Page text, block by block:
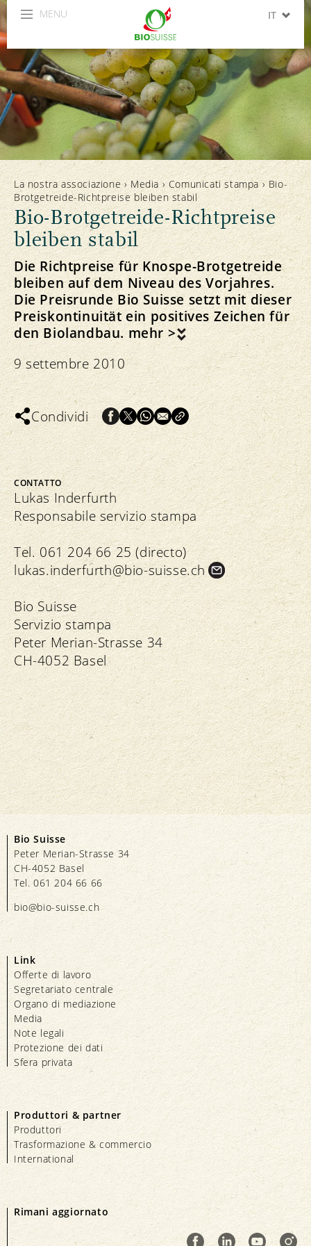
MENU IT
FR
La nostra associazione› Media › Comunicati stampa› Bio-
Brotgetreide-Richtpreise bleiben stabil
Bio-Brotgetreide-Richtpreise
bleiben stabil
Die Richtpreise für Knospe-Brotgetreide
bleiben auf dem Niveau des Vorjahres.
Die Preisrunde Bio Suisse setzt mit dieser
Preiskontinuität ein positives Zeichen für
den Biolandbau.mehr >
9 settembre 2010
Condividi
CONTATTO
Lukas Inderfurth
Responsabile servizio stampa
Tel. 061 204 66 25 (directo)
lukas.inderfurth@bio-suisse.ch
Bio Suisse
Servizio stampa
Peter Merian-Strasse 34
CH-4052 Basel
Bio Suisse
Peter Merian-Strasse 34
CH-4052 Basel
Tel. 061 204 66 66
bio@bio-suisse.ch
Link
Offerte di lavoro
Segretariato centrale
Organo di mediazione
Media
Note legali
Protezione dei dati
Sfera privata
Produttori & partner
Produttori
Trasformazione & commercio
International
Rimani aggiornato